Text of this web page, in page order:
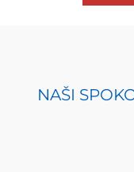
NAŠI